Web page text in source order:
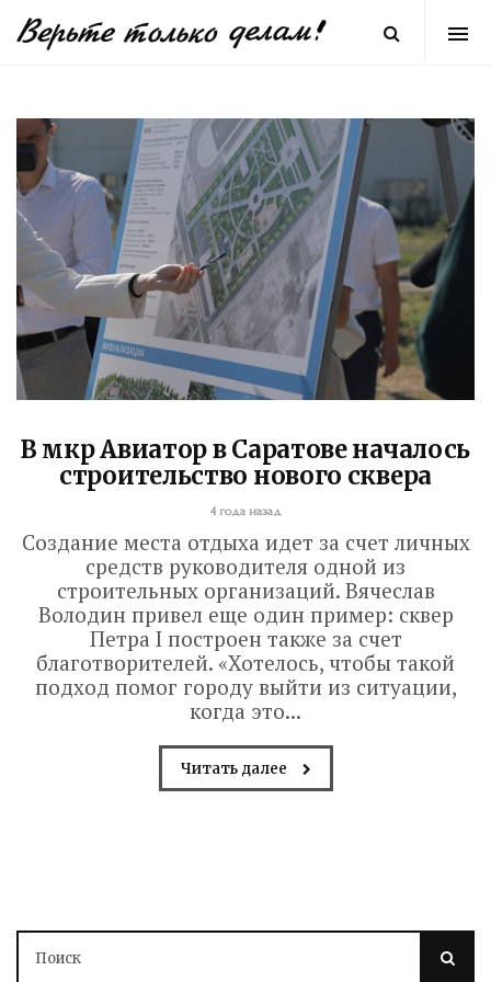
В мкр Авиатор в Саратове началось
строительство нового сквера
4 года назад
Создание места отдыха идет за счет личных
средств руководителя одной из
строительных организаций. Вячеслав
Володин привел еще один пример: сквер
Петра I построен также за счет
благотворителей. «Хотелось, чтобы такой
подход помог городу выйти из ситуации,
когда это...
Читать далее